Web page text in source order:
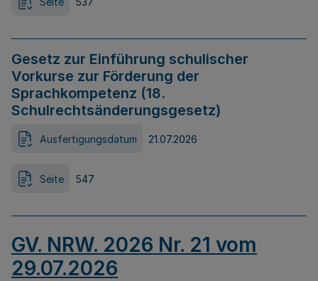
Gesetz zur Einführung schulischer
Vorkurse zur Förderung der
Sprachkompetenz (18.
Schulrechtsänderungsgesetz)
Ausfertigungsdatum 21.07.2026
Seite 547
GV. NRW. 2026 Nr. 21 vom
29.07.2026